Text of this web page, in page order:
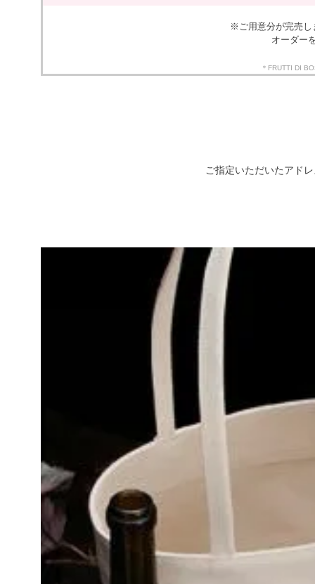
※ご用意分が完売し
オーダー
＊FRUTTI DI